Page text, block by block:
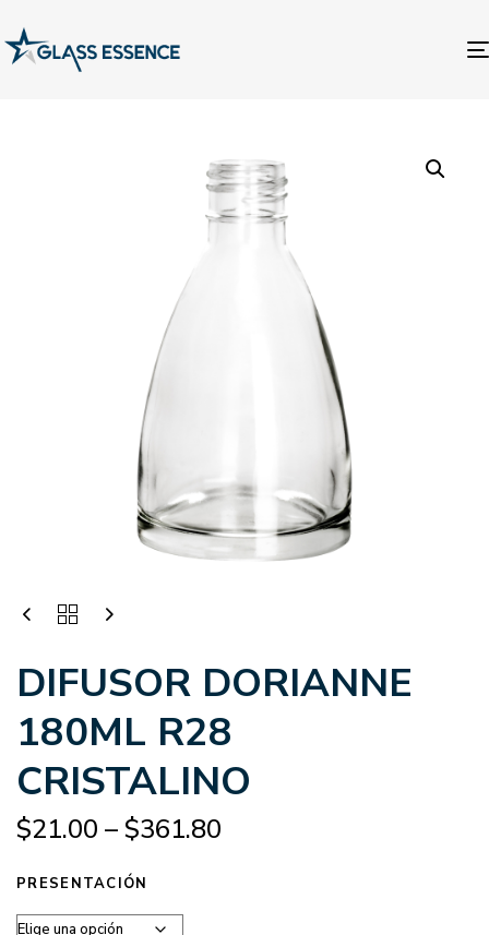
DIFUSOR DORIANNE
180ML R28
CRISTALINO
$21.00 –$361.80
PRESENTACIÓN